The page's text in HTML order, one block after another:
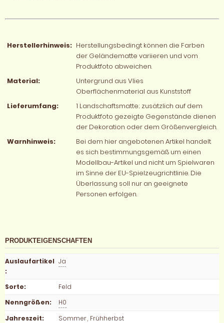
Herstellerhinweis: Herstellungsbedingt können die Farben
der Geländematte variieren und vom
Produktfoto abweichen.
Material:
Untergrund aus Vlies
Oberflächenmaterial aus Kunststoff
Lieferumfang:
1 Landschaftsmatte; zusätzlich auf dem
Produktfoto gezeigte Gegenstände dienen
der Dekoration oder dem Größenvergleich.
Warnhinweis:
Bei dem hier angebotenen Artikel handelt
es sich bestimmungsgemäß um einen
Modellbau-Artikel und nicht um Spielwaren
im Sinne der EU-Spielzeugrichtlinie. Die
Überlassung soll nur an geeignete
Personen erfolgen.
PRODUKTEIGENSCHAFTEN
Auslaufartikel
:
Ja
Sorte:
Feld
Nenngrößen:
H0
Jahreszeit: Sommer, Frühherbst